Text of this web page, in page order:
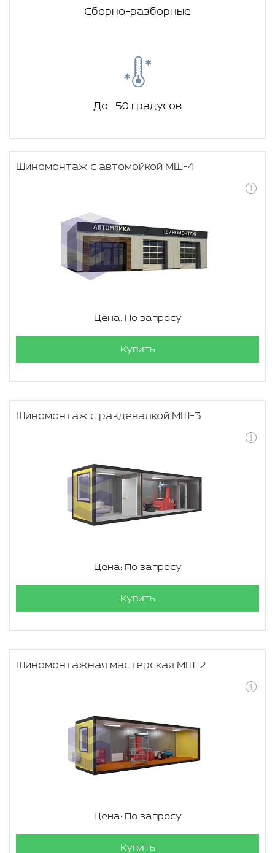
Сборно-разборные
До -50 градусов
Шиномонтаж с автомойкой МШ-4
Цена: По запросу
Купить
Шиномонтаж с раздевалкой МШ-3
Цена: По запросу
Купить
Шиномонтажная мастерская МШ-2
Цена: По запросу
Купить